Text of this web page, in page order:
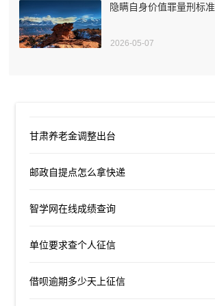
隐瞒自身价值罪量刑标准
2026-05-07
甘肃养老金调整出台
邮政自提点怎么拿快递
智学网在线成绩查询
单位要求查个人征信
借呗逾期多少天上征信